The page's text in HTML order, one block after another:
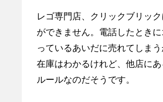
レゴ専門店、クリックブリッ
ができません。電話したとき
っているあいだに売れてしま
在庫はわかるけれど、他店に
ルールなのだそうです。